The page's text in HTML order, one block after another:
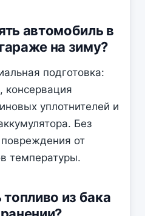
автомобиль в
на зиму?
подготовка:
консервация
уплотнителей и
Без
от
температуры.
из бака